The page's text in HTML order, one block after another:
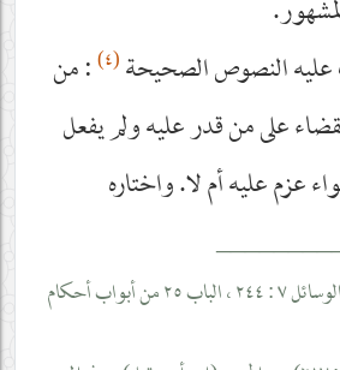
النصوص الصحيحة(٤) : من
على من قدر عليه ولم يفعل
عزم عليه أم لا. واختاره
(١) في عدّة أخبار ، اُنظر الوسائل ٧ : ٢٤٤ ، الباب ٢٥ من أبواب أحكام